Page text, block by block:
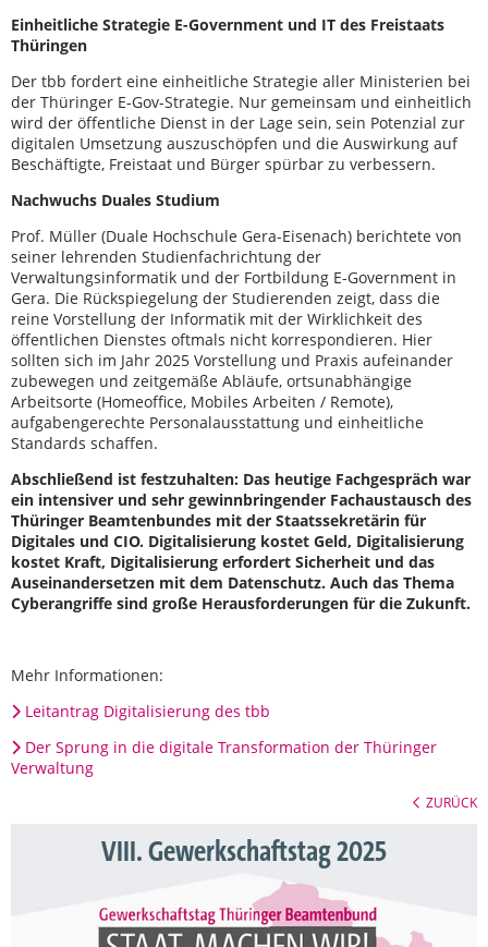
Einheitliche Strategie E-Government und IT des Freistaats
Thüringen
Der tbb fordert eine einheitliche Strategie aller Ministerien bei
der Thüringer E-Gov-Strategie. Nur gemeinsam und einheitlich
wird der öffentliche Dienst in der Lage sein, sein Potenzial zur
digitalen Umsetzung auszuschöpfen und die Auswirkung auf
Beschäftigte, Freistaat und Bürger spürbar zu verbessern.
Nachwuchs Duales Studium
Prof. Müller (Duale Hochschule Gera-Eisenach) berichtete von
seiner lehrenden Studienfachrichtung der
Verwaltungsinformatik und der Fortbildung E-Government in
Gera. Die Rückspiegelung der Studierenden zeigt, dass die
reine Vorstellung der Informatik mit der Wirklichkeit des
öffentlichen Dienstes oftmals nicht korrespondieren. Hier
sollten sich im Jahr 2025 Vorstellung und Praxis aufeinander
zubewegen und zeitgemäße Abläufe, ortsunabhängige
Arbeitsorte (Homeoffice, Mobiles Arbeiten / Remote),
aufgabengerechte Personalausstattung und einheitliche
Standards schaffen.
Abschließend ist festzuhalten: Das heutige Fachgespräch war
ein intensiver und sehr gewinnbringender Fachaustausch des
Thüringer Beamtenbundes mit der Staatssekretärin für
Digitales und CIO. Digitalisierung kostet Geld, Digitalisierung
kostet Kraft, Digitalisierung erfordert Sicherheit und das
Auseinandersetzen mit dem Datenschutz. Auch das Thema
Cyberangriffe sind große Herausforderungen für die Zukunft.
Mehr Informationen:
Leitantrag Digitalisierung des tbb
Der Sprung in die digitale Transformation der Thüringer
Verwaltung
ZURÜCK
VIII. Gewerkschaftstag 2025